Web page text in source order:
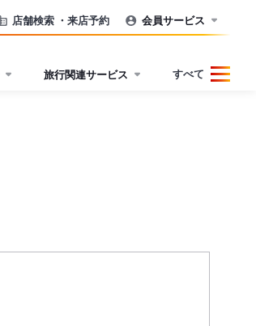
店舗検索 ・来店予約 会員サービス
旅行関連サービス すべて